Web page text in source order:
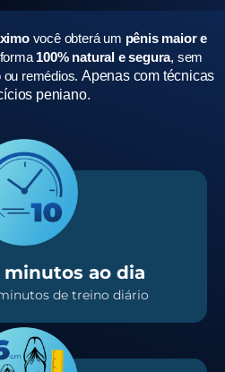
você obterá um pênis maior e
100% natural e segura, sem
ou remédios.Apenas com técnicas
peniano.
minutos ao dia
de treino diário